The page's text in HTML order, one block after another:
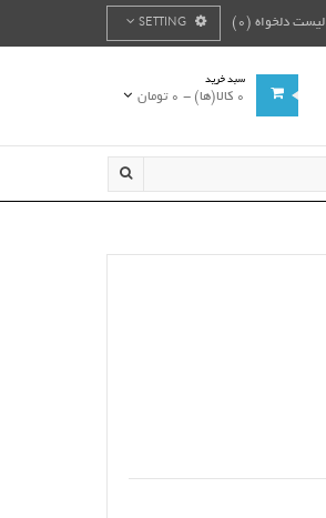
لیست دلخواه (0) SETTING
سبد خرید
0 کالا(ها) - 0 تومان